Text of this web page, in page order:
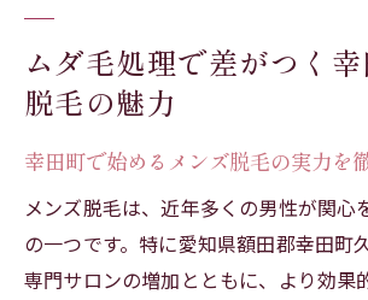
法
幸田町で満足度が高いメンズ
は
肌に優しいメンズ脱毛なら幸田町
敏感肌にも安心な幸田町メ
肌トラブルを防ぐメンズ脱
ト
ムダ毛処理で差がつく
脱毛の魅力
幸田町で始めるメンズ脱毛の実力を
メンズ脱毛は、近年多くの男性が関心
の一つです。特に愛知県額田郡幸田町
専門サロンの増加とともに、より効果